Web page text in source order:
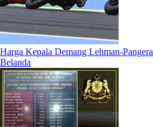
Harga Kepala Demang Lehman-
Belanda